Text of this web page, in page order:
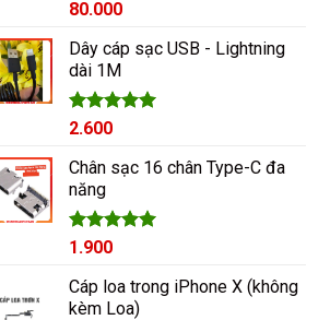
Được xếp
5 sao
80.000
Dây cáp sạc USB - Lightning
dài 1M
Được xếp
5 sao
2.600
Chân sạc 16 chân Type-C đa
năng
Được xếp
5 sao
1.900
Cáp loa trong iPhone X (không
kèm Loa)